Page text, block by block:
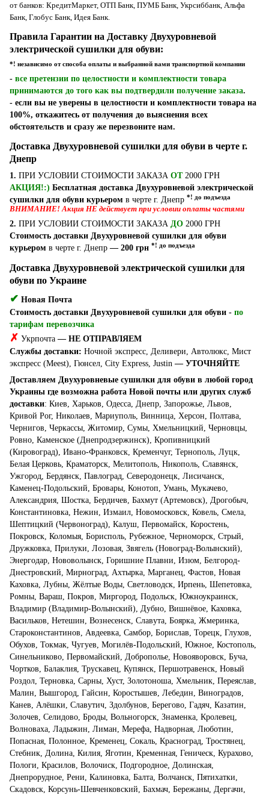
от банков: КредитМаркет, ОТП Банк, ПУМБ Банк, Укрсиббанк, Альфа
Банк, Глобус Банк, Идея Банк.
Правила Гарантии на Доставку Двухуровневой
электрической сушилки для обуви:
*! независимо от способа оплаты и выбранной вами транспортной компании
- все претензии по целостности и комплектности товара
принимаются до того как вы подтвердили получение заказа.
- если вы не уверены в целостности и комплектности товара на
100%, откажитесь от получения до выяснения всех
обстоятельств и сразу же перезвоните нам.
Доставка Двухуровневой сушилки для обуви в черте г.
Днепр
1. ПРИ УСЛОВИИ СТОИМОСТИ ЗАКАЗА ОТ2000 ГРН
АКЦИЯ!:) Бесплатная доставка Двухуровневой электрической
сушилки для обуви курьером в черте г. Днепр *! до подъезда
ВНИМАНИЕ! Акция НЕ действует при условии оплаты частями
2. ПРИ УСЛОВИИ СТОИМОСТИ ЗАКАЗА ДО 2000 ГРН
Стоимость доставки Двухуровневой сушилки для обуви
курьером в черте г. Днепр — 200 грн *! до подъезда
Доставка Двухуровневой электрической сушилки для
обуви по Украине
✔ Новая Почта
Стоимость доставки Двухуровневой сушилки для обуви - по
тарифам перевозчика
✗ Укрпочта — НЕ ОТПРАВЛЯЕМ
Службы доставки: Ночной экспресс, Деливери, Автолюкс, Мист
экспресс (Meest), Гюнсел, City Express, Justin — УТОЧНЯЙТЕ
Доставляем Двухуровневые сушилки для обуви в любой город
Украины где возможна работа Новой почты или других служб
доставки: Киев, Харьков, Одесса, Днепр, Запорожье, Львов,
Кривой Рог, Николаев, Мариуполь, Винница, Херсон, Полтава,
Чернигов, Черкассы, Житомир, Сумы, Хмельницкий, Черновцы,
Ровно, Каменское (Днепродзержинск), Кропивницкий
(Кировоград), Ивано-Франковск, Кременчуг, Тернополь, Луцк,
Белая Церковь, Краматорск, Мелитополь, Никополь, Славянск,
Ужгород, Бердянск, Павлоград, Северодонецк, Лисичанск,
Каменец-Подольский, Бровары, Конотоп, Умань, Мукачево,
Александрия, Шостка, Бердичев, Бахмут (Артемовск), Дрогобыч,
Константиновка, Нежин, Измаил, Новомосковск, Ковель, Смела,
Шептицкий (Червоноград), Калуш, Первомайск, Коростень,
Покровск, Коломыя, Борисполь, Рубежное, Черноморск, Стрый,
Дружковка, Прилуки, Лозовая, Звягель (Новоград-Волынский),
Энергодар, Нововолынск, Горишние Плавни, Изюм, Белгород-
Днестровский, Мирноград, Ахтырка, Марганец, Фастов, Новая
Каховка, Лубны, Жёлтые Воды, Светловодск, Ирпень, Шепетовка,
Ромны, Вараш, Покров, Миргород, Подольск, Южноукраинск,
Владимир (Владимир-Волынский), Дубно, Вишнёвое, Каховка,
Васильков, Нетешин, Вознесенск, Славута, Боярка, Жмеринка,
Староконстантинов, Авдеевка, Самбор, Борислав, Торецк, Глухов,
Обухов, Токмак, Чугуев, Могилёв-Подольский, Южное, Костополь,
Синельниково, Первомайский, Доброполье, Новояворовск, Буча,
Чортков, Балаклия, Трускавец, Купянск, Першотравенск, Новый
Роздол, Терновка, Сарны, Хуст, Золотоноша, Хмельник, Переяслав,
Малин, Вышгород, Гайсин, Коростышев, Лебедин, Виноградов,
Канев, Алёшки, Славутич, Здолбунов, Берегово, Гадяч, Казатин,
Золочев, Селидово, Броды, Вольногорск, Знаменка, Кролевец,
Волноваха, Ладыжин, Лиман, Мерефа, Надворная, Люботин,
Попасная, Полонное, Кременец, Сокаль, Красноград, Тростянец,
Стебник, Долина, Килия, Яготин, Кременная, Геническ, Курахово,
Пологи, Красилов, Волочиск, Подгородное, Долинская,
Днепрорудное, Рени, Калиновка, Балта, Волчанск, Пятихатки,
Скадовск, Корсунь-Шевченковский, Бахмач, Бережаны, Дергачи,